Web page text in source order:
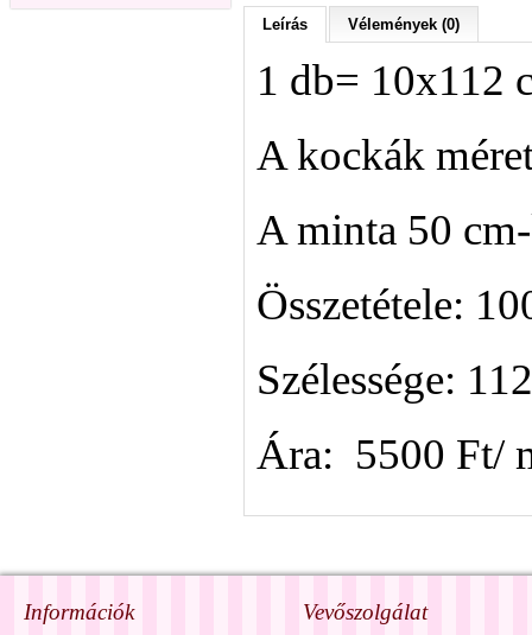
Leírás Vélemények (0)
1 db= 10x112
A kockák
A minta 50
Összetétele:
Szélessége:
Ára: 5500 Ft/
Információk Vevőszolgálat